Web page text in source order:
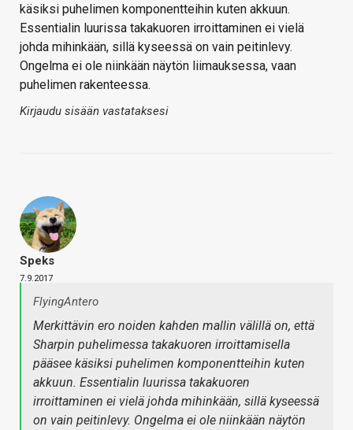
käsiksi puhelimen komponentteihin kuten akkuun.
Essentialin luurissa takakuoren irroittaminen ei vielä
johda mihinkään, sillä kyseessä on vain peitinlevy.
Ongelma ei ole niinkään näytön liimauksessa, vaan
puhelimen rakenteessa.
Kirjaudu sisään vastataksesi
Speks
7.9.2017
FlyingAntero
Merkittävin ero noiden kahden mallin välillä on, että
Sharpin puhelimessa takakuoren irroittamisella
pääsee käsiksi puhelimen komponentteihin kuten
akkuun. Essentialin luurissa takakuoren
irroittaminen ei vielä johda mihinkään, sillä kyseessä
on vain peitinlevy. Ongelma ei ole niinkään näytön